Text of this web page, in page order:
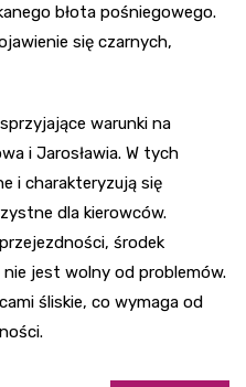
błota pośniegowego.
się czarnych,
warunki na
i Jarosławia. W tych
i charakteryzują się
dla kierowców.
środek
jest wolny od problemów.
śliskie, co wymaga od